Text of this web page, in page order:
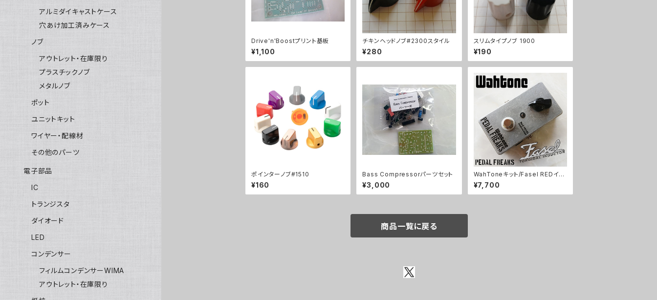
Drive'n'Boostプリント基板
¥1,100
チキンヘッドノブ#2300スタイル
¥280
スリムタイプノブ 1900
¥190
ポインターノブ#1510
¥160
Bass Compressorパーツセット
¥3,000
WahToneキット/Fasel REDイン
ダクター仕様【PEDAL FREAKS 】
¥7,700
商品一覧に戻る
アルミダイキャストケース
穴あけ加工済みケース
ノブ
アウトレット・在庫限り
プラスチックノブ
メタルノブ
ポット
ユニットキット
ワイヤー・配線材
その他のパーツ
電子部品
IC
トランジスタ
ダイオード
LED
コンデンサー
フィルムコンデンサーWIMA
アウトレット・在庫限り